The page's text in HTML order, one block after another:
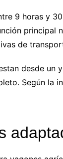
9 horas y
principal
de
desde un
Según la